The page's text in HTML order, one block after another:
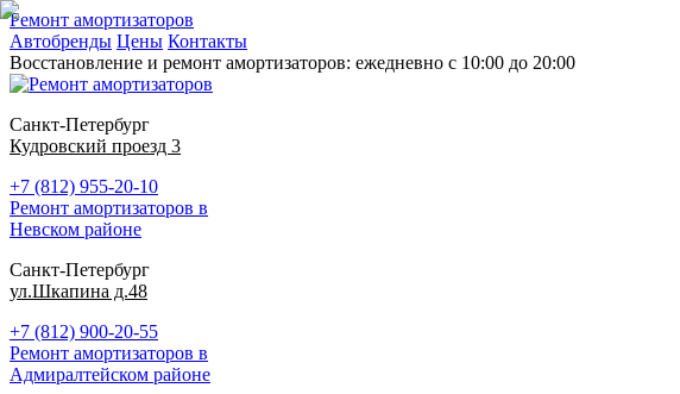
Ремонт амортизаторов
Автобренды Цены Контакты
Восстановление и ремонт амортизаторов: ежедневно с 10:00 до 20:00
Санкт-Петербург
Кудровский проезд 3
+7 (812) 955-20-10
Ремонт амортизаторов в
Невском районе
Санкт-Петербург
ул.Шкапина д.48
+7 (812) 900-20-55
Ремонт амортизаторов в
Адмиралтейском районе